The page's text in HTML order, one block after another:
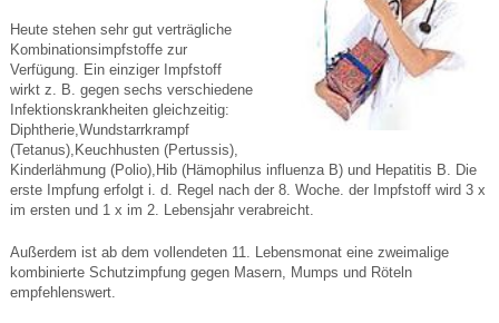
Heute stehen sehr gut verträgliche
Kombinationsimpfstoffe zur
Verfügung. Ein einziger Impfstoff
wirkt z. B. gegen sechs verschiedene
Infektionskrankheiten gleichzeitig:
Diphtherie,Wundstarrkrampf
(Tetanus),Keuchhusten (Pertussis),
Kinderlähmung (Polio),Hib (Hämophilus influenza B) und Hepatitis B. Die
erste Impfung erfolgt i. d. Regel nach der 8. Woche. der Impfstoff wird 3 x
im ersten und 1 x im 2. Lebensjahr verabreicht.
Außerdem ist ab dem vollendeten 11. Lebensmonat eine zweimalige
kombinierte Schutzimpfung gegen Masern, Mumps und Röteln
empfehlenswert.